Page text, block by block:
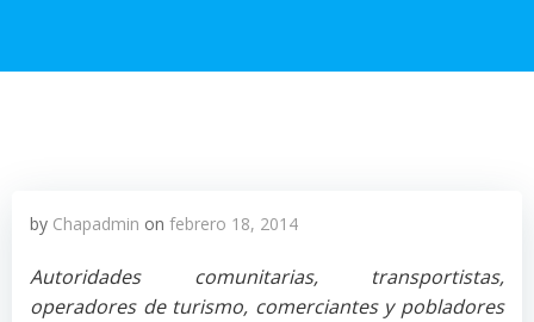
by Chapadmin on febrero 18, 2014
Autoridades comunitarias, transportistas,
operadores de turismo, comerciantes y pobladores